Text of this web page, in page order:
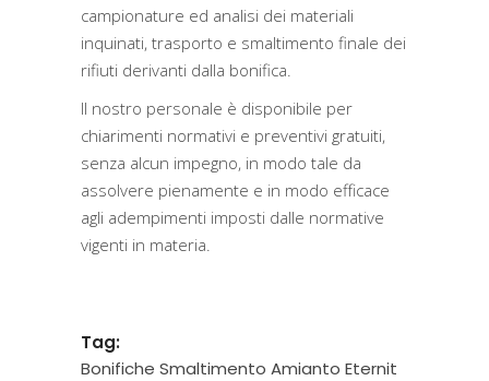
campionature ed analisi dei materiali
inquinati, trasporto e smaltimento finale dei
rifiuti derivanti dalla bonifica.
Il nostro personale è disponibile per
chiarimenti normativi e preventivi gratuiti,
senza alcun impegno, in modo tale da
assolvere pienamente e in modo efficace
agli adempimenti imposti dalle normative
vigenti in materia.
Tag:
Bonifiche Smaltimento Amianto Eternit